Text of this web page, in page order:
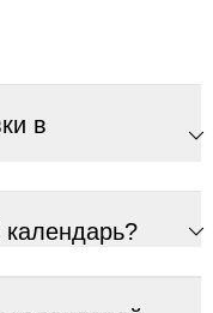
в
календарь?